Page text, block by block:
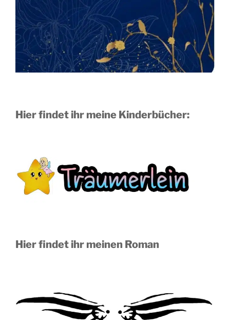
Hier findet ihr meine Kinderbücher:
Hier findet ihr meinen Roman